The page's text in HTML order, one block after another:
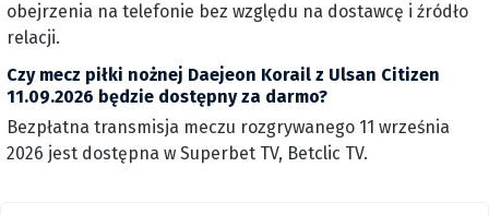
obejrzenia na telefonie bez względu na dostawcę i źródło
relacji.
Czy mecz piłki nożnej Daejeon Korail z Ulsan Citizen
11.09.2026 będzie dostępny za darmo?
Bezpłatna transmisja meczu rozgrywanego 11 września
2026 jest dostępna w Superbet TV, Betclic TV.